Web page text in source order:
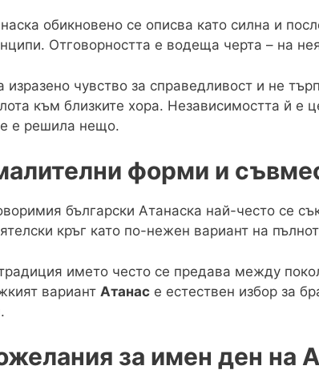
обикновено се описва като силна и
Отговорността е водеща черта – на
изразено чувство за справедливост и не
към близките хора. Независимостта й е
е решила нещо.
форми и
български Атанаска най-често се
кръг като по-нежен вариант на
името често се предава между
вариант Атанас е естествен избор за
за имен ден на